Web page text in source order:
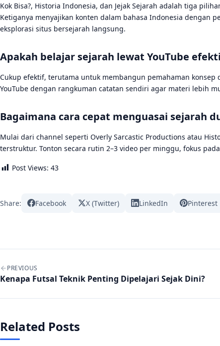
Kok Bisa?, Historia Indonesia, dan Jejak Sejarah adalah tiga
Ketiganya menyajikan konten dalam bahasa Indonesia dengan
eksplorasi situs bersejarah langsung.
Apakah belajar sejarah lewat YouTube
Cukup efektif, terutama untuk membangun pemahaman
YouTube dengan rangkuman catatan sendiri agar materi lebih
Bagaimana cara cepat menguasai sejarah
Mulai dari channel seperti Overly Sarcastic Productions atau
terstruktur. Tonton secara rutin 2–3 video per minggu, fokus
Post Views: 43
Share: Facebook X (Twitter) LinkedIn Pinterest
Post navigation
PREVIOUS
Kenapa Futsal Teknik Penting Dipelajari Sejak Dini?
Related Posts